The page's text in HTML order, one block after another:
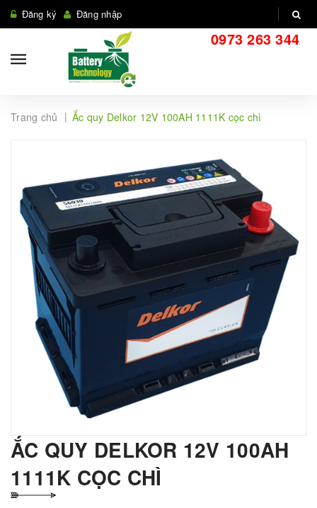
Đăng ký Đăng nhập
0973 263 344
Trang chủ | Ắc quy Delkor 12V 100AH 1111K cọc chì
ẮC QUY DELKOR 12V 100AH
1111K CỌC CHÌ